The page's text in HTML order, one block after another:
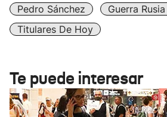
Pedro Sánchez
Guerra
Titulares De Hoy
Te puede interesar